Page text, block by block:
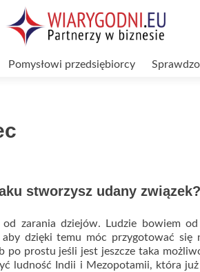
Pomysłowi przedsiębiorcy
stworzysz udany związek?
od zarania dziejów. Ludzie bowiem
aby dzięki temu móc przygotować się
po prostu jeśli jest jeszcze taka
ludność Indii i Mezopotamii, która